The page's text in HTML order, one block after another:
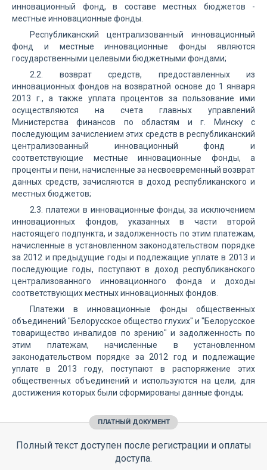
инновационный фонд, в составе местных бюджетов -
местные инновационные фонды.
Республиканский централизованный инновационный
фонд и местные инновационные фонды являются
государственными целевыми бюджетными фондами;
2.2. возврат средств, предоставленных из
инновационных фондов на возвратной основе до 1 января
2013 г., а также уплата процентов за пользование ими
осуществляются на счета главных управлений
Министерства финансов по областям и г. Минску с
последующим зачислением этих средств в республиканский
централизованный инновационный фонд и
соответствующие местные инновационные фонды, а
проценты и пени, начисленные за несвоевременный возврат
данных средств, зачисляются в доход республиканского и
местных бюджетов;
2.3. платежи в инновационные фонды, за исключением
инновационных фондов, указанных в части второй
настоящего подпункта, и задолженность по этим платежам,
начисленные в установленном законодательством порядке
за 2012 и предыдущие годы и подлежащие уплате в 2013 и
последующие годы, поступают в доход республиканского
централизованного инновационного фонда и доходы
соответствующих местных инновационных фондов.
Платежи в инновационные фонды общественных
объединений "Белорусское общество глухих" и "Белорусское
товарищество инвалидов по зрению" и задолженность по
этим платежам, начисленные в установленном
законодательством порядке за 2012 год и подлежащие
уплате в 2013 году, поступают в распоряжение этих
общественных объединений и используются на цели, для
достижения которых были сформированы данные фонды;
ПЛАТНЫЙ ДОКУМЕНТ
Полный текст доступен после регистрации и оплаты
доступа.